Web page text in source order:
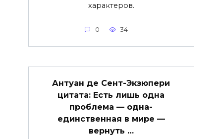
характеров.
0 34
Антуан де Сент-Экзюпери
цитата: Есть лишь одна
проблема — одна-
единственная в мире —
вернуть …